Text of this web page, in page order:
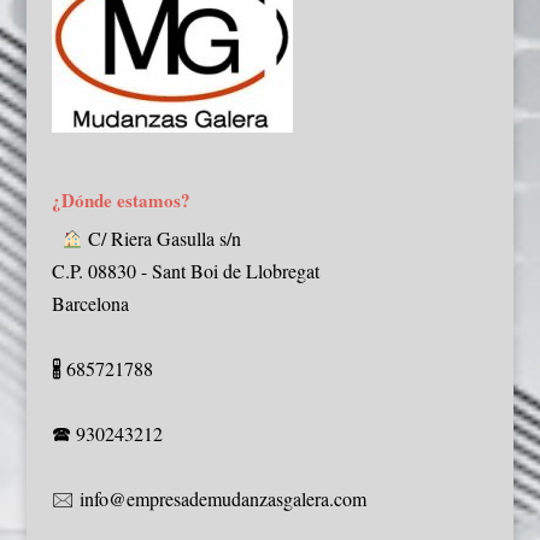
¿Dónde estamos?
C/ Riera Gasulla s/n
C.P. 08830 - Sant Boi de Llobregat
Barcelona
🖁 685721788
🕿 930243212
🖂 info@empresademudanzasgalera.com